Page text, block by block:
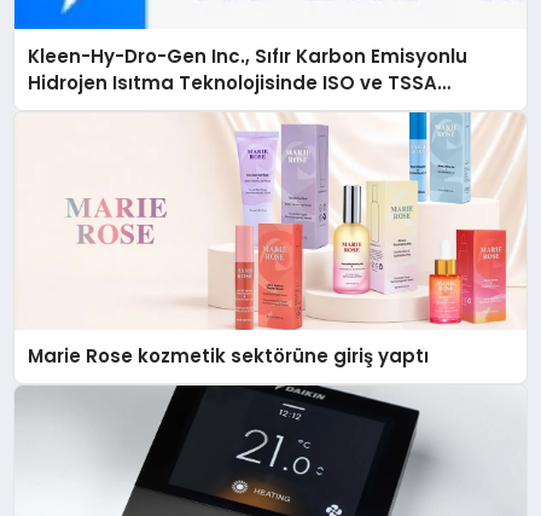
Kleen-Hy-Dro-Gen Inc., Sıfır Karbon Emisyonlu
Hidrojen Isıtma Teknolojisinde ISO ve TSSA
Düzenleyici Onaylarını Aldı
Marie Rose kozmetik sektörüne giriş yaptı